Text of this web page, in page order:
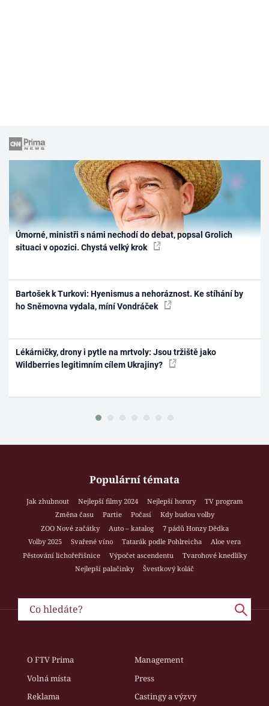
Úmorné, ministři s námi nechodí do debat, popsal Grolich
situaci v opozici. Chystá velký krok
Bartošek k Turkovi: Hyenismus a nehoráznost. Ke stíhání by
ho Sněmovna vydala, míní Vondráček
Lékárničky, drony i pytle na mrtvoly: Jsou tržiště jako
Wildberries legitimním cílem Ukrajiny?
Populární témata
Jak zhubnout Nejlepší filmy 2024 Nejlepší horory
TV program
Změna času
Partie Počasí
Kdy budou volby
ZOO Nové začátky
Auto – katalog
7 pádů Honzy Dědka
Volby 2025
Svařené víno Tatarák podle Pohlreicha
Aloe vera
Pěstování lichořeřišnice
Výpočet ascendentu
Tvarohové knedlíky
Nejlepší palačinky
Švestkový koláč
O FTV Prima
Management
Volná místa
Press
Reklama
Castingy a výzvy